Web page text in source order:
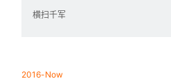
横扫千军
2016-Now